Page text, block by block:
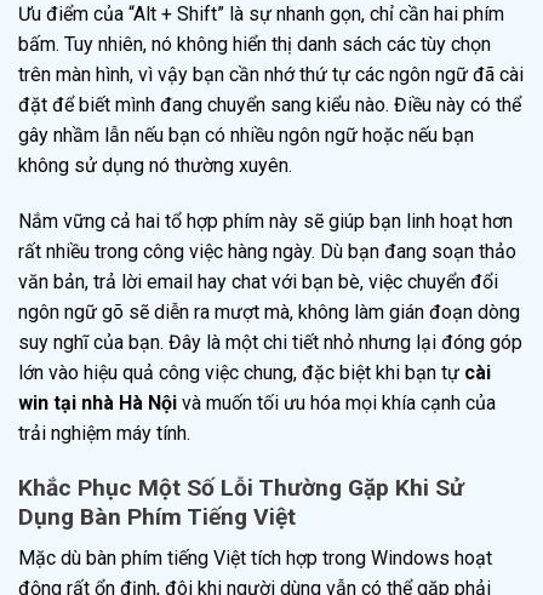
Ưu điểm của “Alt + Shift” là sự nhanh gọn, chỉ cần hai phím
bấm. Tuy nhiên, nó không hiển thị danh sách các tùy chọn
trên màn hình, vì vậy bạn cần nhớ thứ tự các ngôn ngữ đã cài
đặt để biết mình đang chuyển sang kiểu nào. Điều này có thể
gây nhầm lẫn nếu bạn có nhiều ngôn ngữ hoặc nếu bạn
không sử dụng nó thường xuyên.
Nắm vững cả hai tổ hợp phím này sẽ giúp bạn linh hoạt hơn
rất nhiều trong công việc hàng ngày. Dù bạn đang soạn thảo
văn bản, trả lời email hay chat với bạn bè, việc chuyển đổi
ngôn ngữ gõ sẽ diễn ra mượt mà, không làm gián đoạn dòng
suy nghĩ của bạn. Đây là một chi tiết nhỏ nhưng lại đóng góp
lớn vào hiệu quả công việc chung, đặc biệt khi bạn tự cài
win tại nhà Hà Nội và muốn tối ưu hóa mọi khía cạnh của
trải nghiệm máy tính.
Khắc Phục Một Số Lỗi Thường Gặp Khi Sử
Dụng Bàn Phím Tiếng Việt
Mặc dù bàn phím tiếng Việt tích hợp trong Windows hoạt
động rất ổn định, đôi khi người dùng vẫn có thể gặp phải